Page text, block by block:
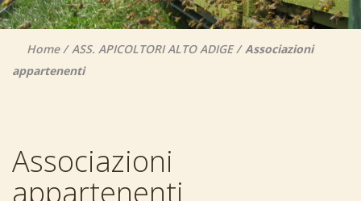
Home ASS. APICOLTORI ALTO ADIGE
Associazioni
appartenenti
Associazioni
appartenenti